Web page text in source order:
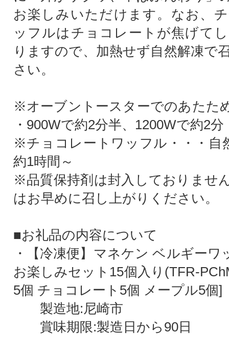
お楽しみいただけます。なお、
ッフルはチョコレートが焦げて
りますので、加熱せず自然解凍で
さい。
※オーブントースターでのあたた
・900Wで約2分半、1200Wで約2分
※チョコレートワッフル・・・自
約1時間～
※品質保持剤は封入しておりませ
はお早めに召し上がりください。
■お礼品の内容について
・【冷凍便】マネケン ベルギーワ
お楽しみセット15個入り(TFR-
5個 チョコレート5個 メープル5個]
製造地:尼崎市
賞味期限:製造日から90日